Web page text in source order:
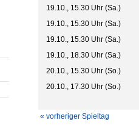
19.10., 15.30 Uhr (Sa.)
19.10., 15.30 Uhr (Sa.)
19.10., 15.30 Uhr (Sa.)
19.10., 18.30 Uhr (Sa.)
20.10., 15.30 Uhr (So.)
20.10., 17.30 Uhr (So.)
« vorheriger Spieltag